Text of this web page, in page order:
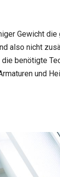
Gewicht
also nicht
benötigte
und